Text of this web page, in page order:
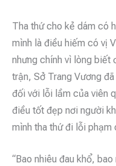
Tha thứ cho kẻ dám có
mình là điều hiếm có vị
nhưng chính vì lòng biết
trận, Sở Trang Vương
đối với lỗi lầm của viên
điều tốt đẹp nơi người
mình tha thứ đi lỗi phạm
“Bao nhiêu đau khổ,